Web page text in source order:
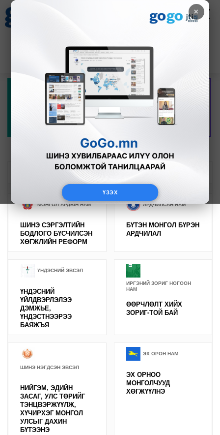
×
ҮЗЭХ
Зурхай
8.07
НЭР ДЭВШИГЧИД
ТОЙРГООР
НЭР ДЭВШИГЧИД
ЖАГСААЛТААР
МӨРИЙН ХӨТӨЛБӨР
оны нам, эвслийн мөрийн хөтөлбөр
МОНГОЛ АРДЫН НАМ
ШИНЭ СЭРГЭЛТИЙН
БОДЛОГО БҮСЧИЛСЭН
ХӨГЖЛИЙН РЕФОРМ
АРДЧИЛСАН НАМ
БҮТЭН МОНГОЛ БҮРЭН
АРДЧИЛАЛ
ҮНДЭСНИЙ ЭВСЭЛ
ҮНДЭСНИЙ
ҮЙЛДВЭРЛЭЛЭЭ
ДЭМЖЬЕ,
ҮНДЭСТНЭЭРЭЭ
БАЯЖЪЯ
ИРГЭНИЙ ЗОРИГ НОГООН
НАМ
ӨӨРЧЛӨЛТ ХИЙХ
ЗОРИГ-ТОЙ БАЙ
ШИНЭ НЭГДСЭН ЭВСЭЛ
НИЙГЭМ, ЭДИЙН
ЗАСАГ, УЛС ТӨРИЙГ
ТЭНЦВЭРЖҮҮЛЖ,
ХҮЧИРХЭГ МОНГОЛ
УЛСЫГ ДАХИН
БҮТЭЭНЭ
ЭХ ОРОН НАМ
ЭХ ОРНОО
МОНГОЛЧУУД
ХӨГЖҮҮЛНЭ